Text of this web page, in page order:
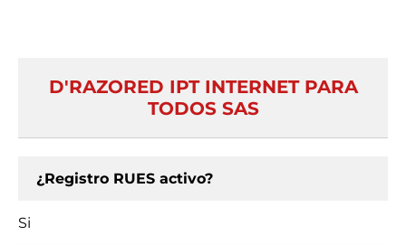
D'RAZORED IPT INTERNET PARA
TODOS SAS
¿Registro RUES activo?
Si